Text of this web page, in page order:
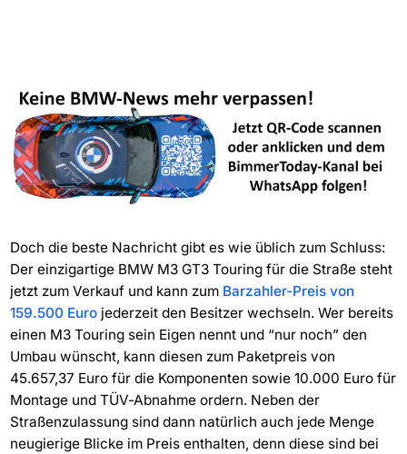
Doch die beste Nachricht gibt es wie üblich zum Schluss:
Der einzigartige BMW M3 GT3 Touring für die Straße steht
jetzt zum Verkauf und kann zum Barzahler-Preis von
159.500 Eurojederzeit den Besitzer wechseln. Wer bereits
einen M3 Touring sein Eigen nennt und “nur noch” den
Umbau wünscht, kann diesen zum Paketpreis von
45.657,37 Euro für die Komponenten sowie 10.000 Euro für
Montage und TÜV-Abnahme ordern. Neben der
Straßenzulassung sind dann natürlich auch jede Menge
neugierige Blicke im Preis enthalten, denn diese sind bei